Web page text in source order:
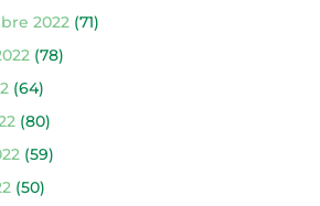
2022(71)
(78)
(64)
(80)
(59)
(50)